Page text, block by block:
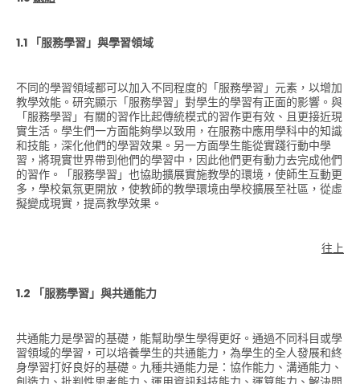
1.1 「服務學習」與學習領域
不同的學習領域都可以加入不同程度的「服務學習」元素，以增加
教學效能。研究顯示「服務學習」對學生的學習有正面的影響。與
「服務學習」有關的習作比起傳統模式的習作更有效、且更接近現
實生活。學生們一方面能夠學以致用，在服務中應用學科中的知識
和技能，深化他們的學習效果。另一方面學生能從實踐行動中學
習，將現實世界帶到他們的學習中，因此他們更有動力去完成他們
的習作。「服務學習」也協助擴展實施教學的環境，使師生互動更
多，學校氣氛更開放，使教師的教學環境由學校擴展至社區，從虛
擬變成現實，提高教學效果。
往上
1.2 「服務學習」與共通能力
共通能力是學習的基礎，能幫助學生學得更好。通過不同科目或學
習領域的學習，可以培養學生的共通能力，為學生的全人發展和終
身學習打好良好的基礎。九種共通能力是：協作能力、溝通能力、